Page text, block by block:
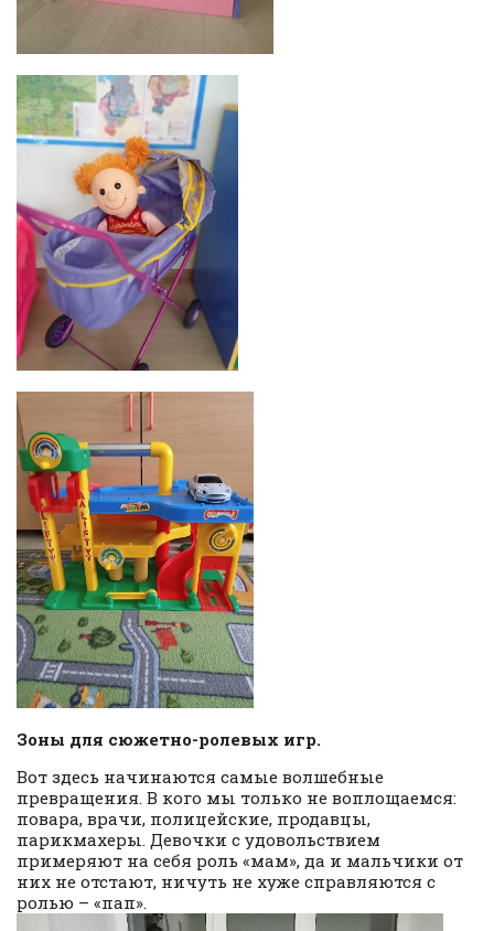
Зоны для сюжетно-ролевых игр.
Вот здесь начинаются самые волшебные
превращения. В кого мы только не воплощаемся:
повара, врачи, полицейские, продавцы,
парикмахеры. Девочки с удовольствием
примеряют на себя роль «мам», да и мальчики от
них не отстают, ничуть не хуже справляются с
ролью – «пап».